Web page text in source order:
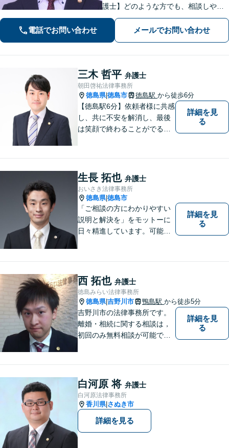
護士】どのような方でも、相談しやす
い環境を整えています。依頼者様に寄
り添った対応を心がけています。【離
婚・男女問題】DV被害へ積極的に対
電話でお問い合わせ メールでお問い合わせ
三木 哲平 弁護士
朝田啓祐法律事務所
徳島県|徳島市 徳島駅 から徒歩6分
【徳島駅6分】依頼者様に共感
し、共に不安を解消し、最後
は笑顔で終わることがでるよ
相談にのっています。 まずは
ご相談ください。
詳細を見
る
生長 拓也 弁護士
おいさき法律事務所
徳島県|徳島市
「ご相談の方にわかりやすい
説明と解決を」をモットーに
日々精進しています。可能な
不安な思いを抱えられている
詳細を見
る
西 拓也 弁護士
徳島みらい法律事務所
徳島県|吉野川市 鴨島駅 から徒歩5分
吉野川市の法律事務所です。
離婚・相続に関する相談は，
初回のみ無料相談が可能です
詳細を見
る
白河原 将 弁護士
白河原法律事務所
香川県| さぬき市
詳細を見る